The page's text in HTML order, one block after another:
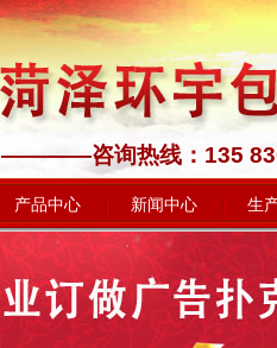
————咨询热线
产品中心 新闻中心 生